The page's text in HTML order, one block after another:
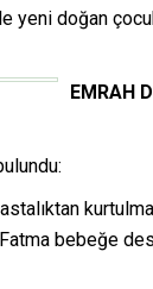
yeni doğan
EMRAH
Fatma bebeğe